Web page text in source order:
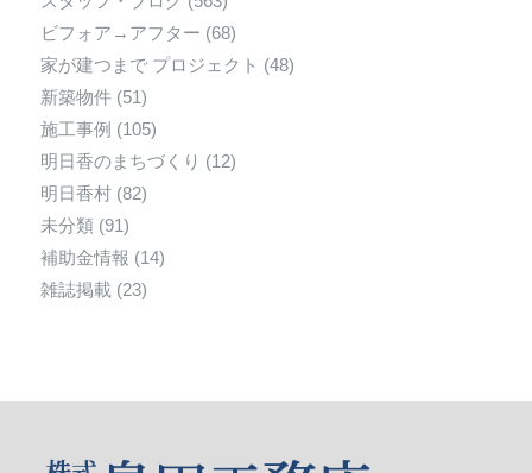
ビフォア→アフター (68)
家が建つまで プロジェクト (48)
新築物件(51)
施工事例 (105)
明日香のまちづくり (12)
明日香村(82)
未分類(91)
補助金情報 (14)
雑誌掲載 (23)